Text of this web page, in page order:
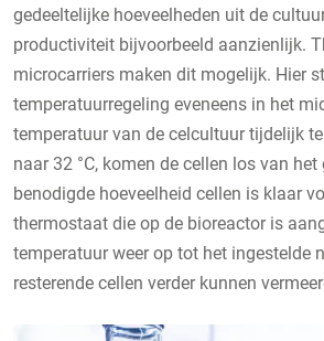
gedeeltelijke hoeveelheden uit de
productiviteit bijvoorbeeld aanzienlijk.
microcarriers maken dit mogelijk. Hier
temperatuurregeling eveneens in het
temperatuur van de celcultuur tijdelijk
naar 32 °C, komen de cellen los van
benodigde hoeveelheid cellen is klaar
thermostaat die op de bioreactor is
temperatuur weer op tot het ingestelde
resterende cellen verder kunnen